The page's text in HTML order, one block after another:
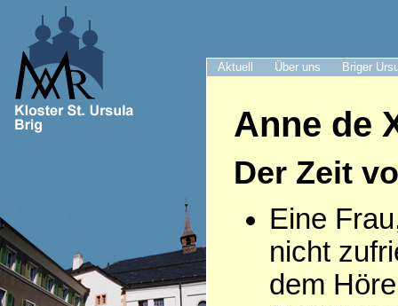
Aktuell Über uns Briger
Anne de
Der Zeit
Eine
nicht
dem